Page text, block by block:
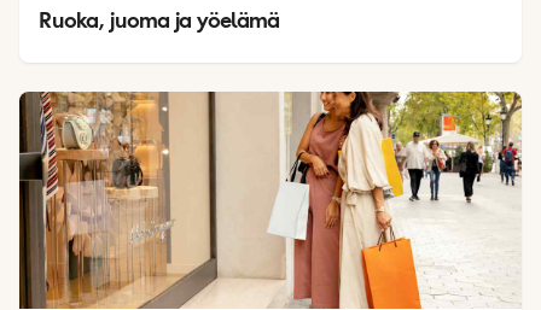
Ruoka, juoma ja yöelämä